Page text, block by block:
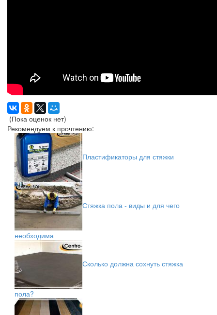
(Пока оценок нет)
Рекомендуем к прочтению:
Пластификаторы для стяжки
Стяжка пола - виды и для чего
необходима
Сколько должна сохнуть стяжка
пола?